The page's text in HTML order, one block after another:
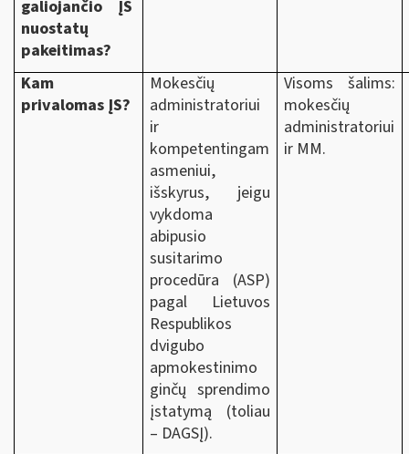
galiojančio ĮS
nuostatų
pakeitimas?
Kam
privalomas ĮS?
Mokesčių
administratoriui
ir
kompetentingam
asmeniui,
išskyrus, jeigu
vykdoma
abipusio
susitarimo
procedūra (ASP)
pagal Lietuvos
Respublikos
dvigubo
apmokestinimo
ginčų sprendimo
įstatymą (toliau
– DAGSĮ).
Visoms šalims:
mokesčių
administratoriui
ir MM.